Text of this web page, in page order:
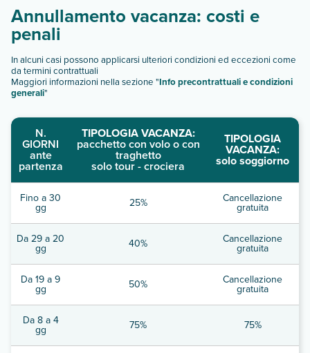
Annullamento vacanza: costi e
penali
In alcuni casi possono applicarsi ulteriori condizioni ed eccezioni come
da termini contrattuali
Maggiori informazioni nella sezione "Info precontrattuali e condizioni
generali"
N.
GIORNI
ante
partenza
TIPOLOGIA VACANZA:
pacchetto con volo o con
traghetto
solo tour - crociera
TIPOLOGIA
VACANZA:
solo soggiorno
Fino a 30
gg 25% Cancellazione
gratuita
Da 29 a 20
gg 40% Cancellazione
gratuita
Da 19 a 9
gg 50% Cancellazione
gratuita
Da 8 a 4
gg 75% 75%